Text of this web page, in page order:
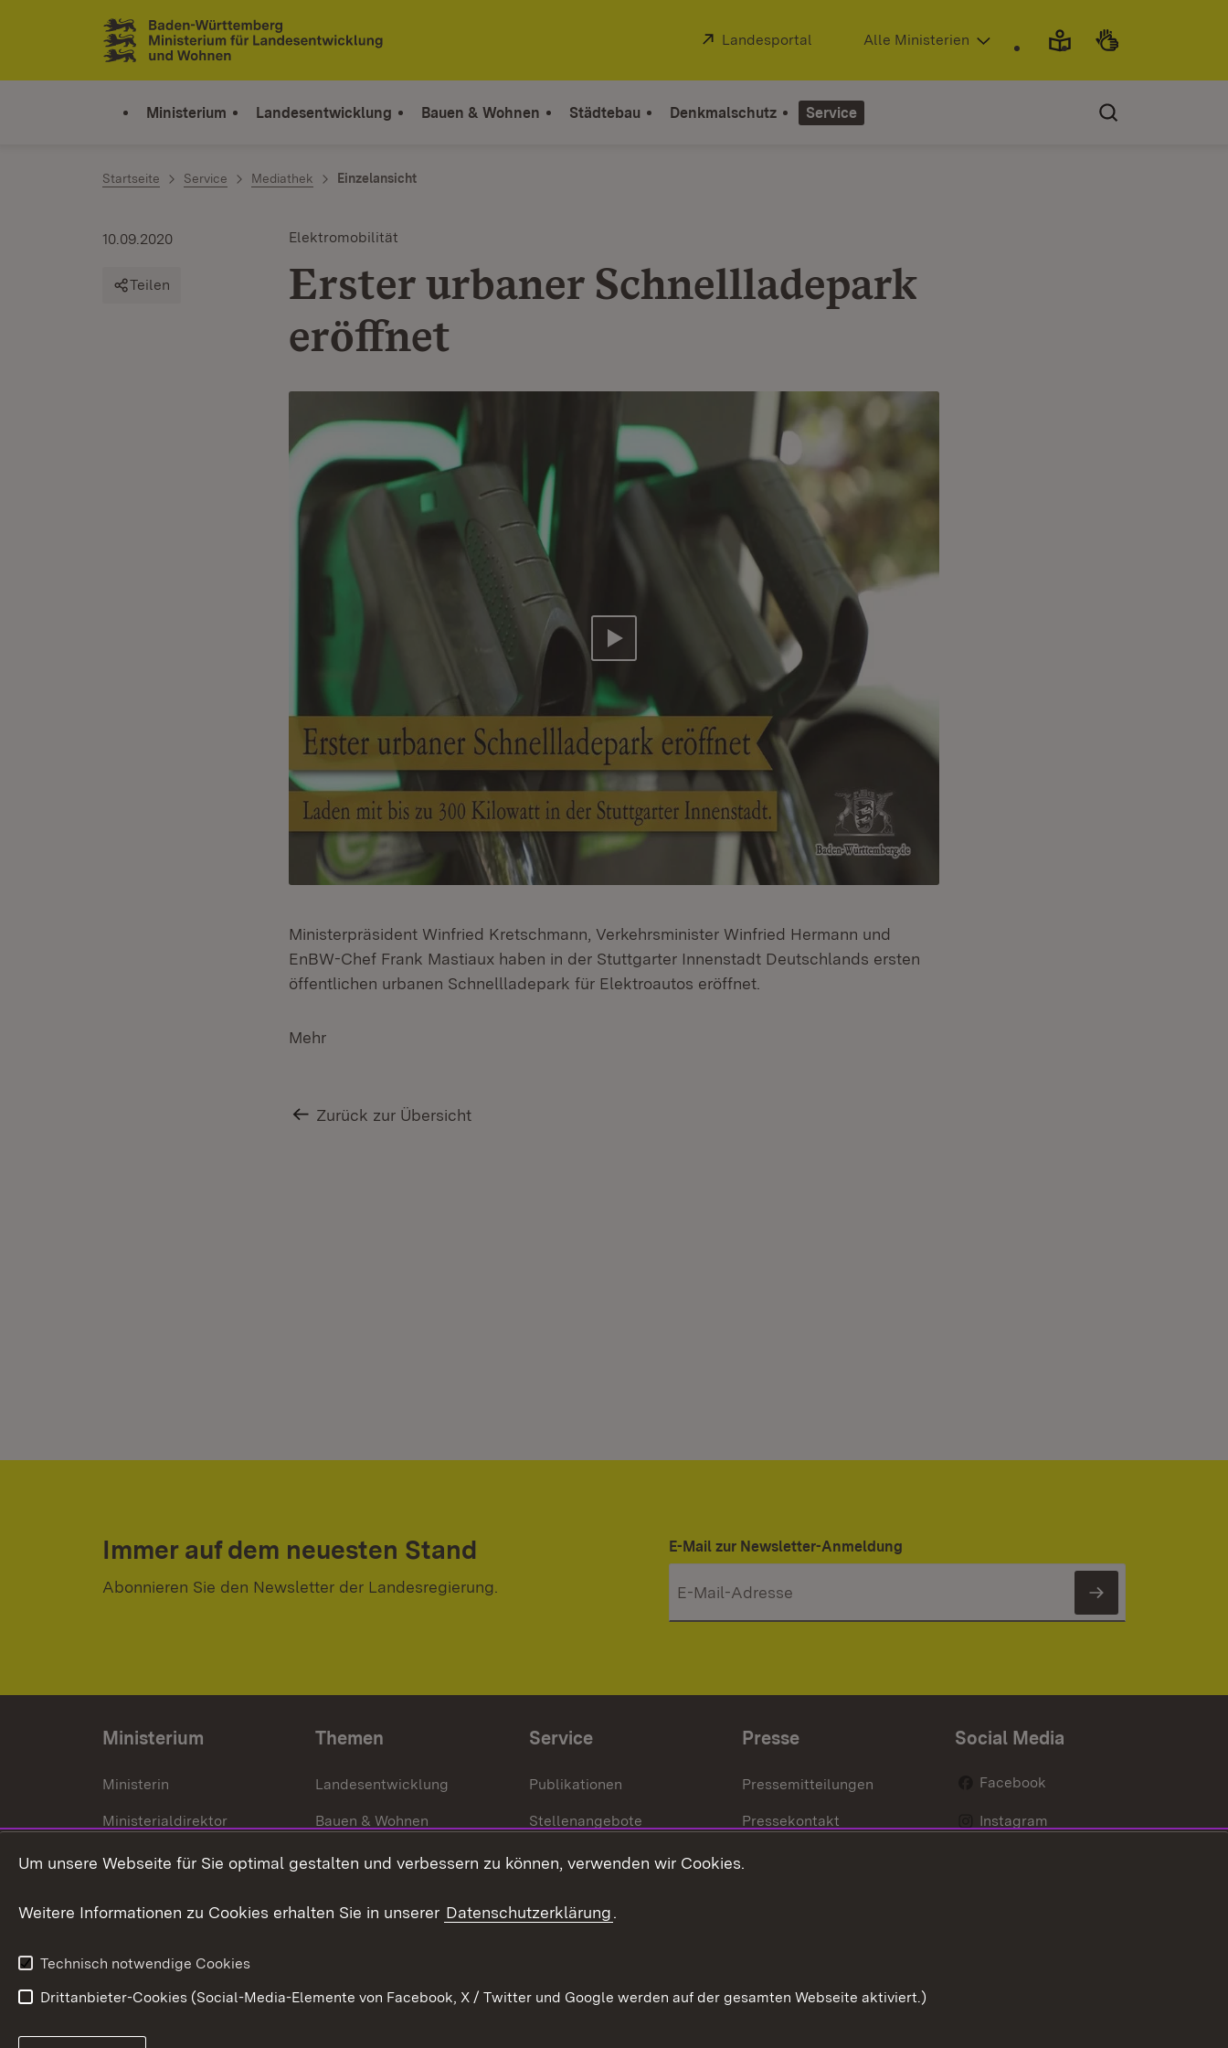
Zum Inhalt springen
Link zur Startseite
Extern:
Landesportal (Öffnet in neuem Fenster)
Alle Ministerien
Ministerium Landesentwicklung Bauen & Wohnen Städtebau Denkmalschutz Service
Startseite Service Mediathek Einzelansicht
Elektromobilität
Erster urbaner Schnellladepark
eröffnet
10.09.2020
Teilen
Video abspielen
Ministerpräsident Winfried Kretschmann, Verkehrsminister Winfried Hermann und
EnBW-Chef Frank Mastiaux haben in der Stuttgarter Innenstadt Deutschlands ersten
öffentlichen urbanen Schnellladepark für Elektroautos eröffnet.
Mehr
Zurück zur Übersicht
Immer auf dem neuesten Stand
Abonnieren Sie den Newsletter der Landesregierung.
E-Mail zur Newsletter-Anmeldung
Newsletter
Ministerium
Ministerin
Ministerialdirektor
Organisation und Aufgaben
Themen
Landesentwicklung
Bauen & Wohnen
Städtebau
Service
Publikationen
Stellenangebote
Kontakt
Presse
Pressemitteilungen
Pressekontakt
Social Media
Facebook
Instagram
Um unsere Webseite für Sie optimal gestalten und verbessern zu können, verwenden wir Cookies.
Weitere Informationen zu Cookies erhalten Sie in unserer Datenschutzerklärung.
Technisch notwendige Cookies
Drittanbieter-Cookies (Social-Media-Elemente von Facebook, X / Twitter und Google werden auf der gesamten Webseite aktiviert.)